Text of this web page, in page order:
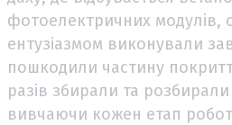
фотоелектричних модулів,
ентузіазмом виконували
пошкодили частину
разів збирали та
вивчаючи кожен етап